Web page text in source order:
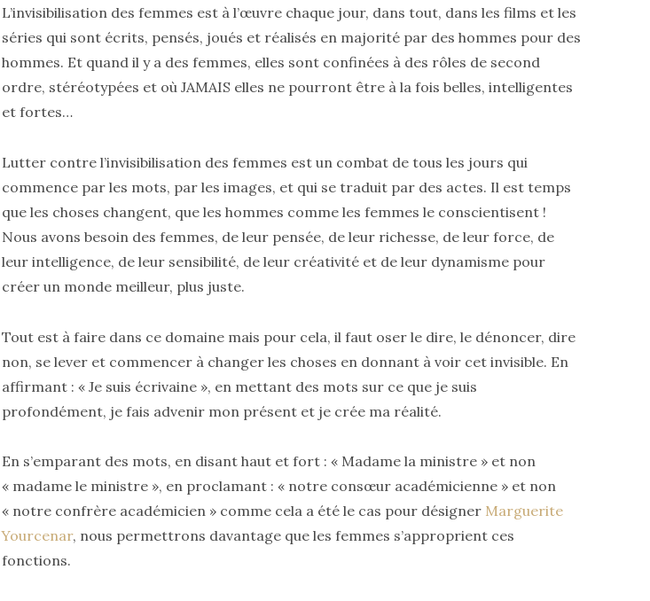
L’invisibilisation des femmes est à l’œuvre chaque jour, dans tout, dans les films et les
séries qui sont écrits, pensés, joués et réalisés en majorité par des hommes pour des
hommes. Et quand il y a des femmes, elles sont confinées à des rôles de second
ordre, stéréotypées et où JAMAIS elles ne pourront être à la fois belles, intelligentes
et fortes…
Lutter contre l’invisibilisation des femmes est un combat de tous les jours qui
commence par les mots, par les images, et qui se traduit par des actes. Il est temps
que les choses changent, que les hommes comme les femmes le conscientisent !
Nous avons besoin des femmes, de leur pensée, de leur richesse, de leur force, de
leur intelligence, de leur sensibilité, de leur créativité et de leur dynamisme pour
créer un monde meilleur, plus juste.
Tout est à faire dans ce domaine mais pour cela, il faut oser le dire, le dénoncer, dire
non, se lever et commencer à changer les choses en donnant à voir cet invisible. En
affirmant : « Je suis écrivaine », en mettant des mots sur ce que je suis
profondément, je fais advenir mon présent et je crée ma réalité.
En s’emparant des mots, en disant haut et fort : « Madame la ministre » et non
« madame le ministre », en proclamant : « notre consœur académicienne » et non
« notre confrère académicien » comme cela a été le cas pour désigner Marguerite
Yourcenar, nous permettrons davantage que les femmes s’approprient ces
fonctions.